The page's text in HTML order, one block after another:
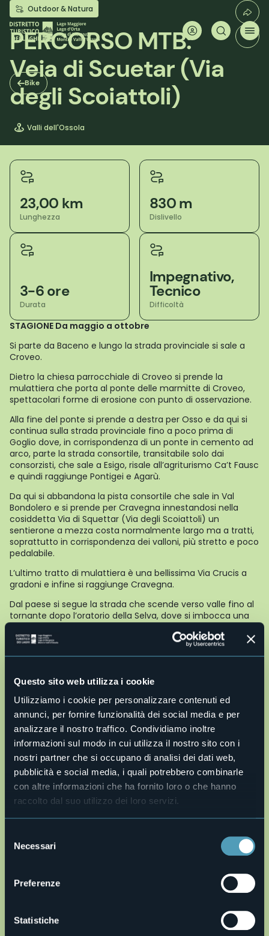
Questo sito web utilizza i cookie
Utilizziamo i cookie per personalizzare contenuti ed
annunci, per fornire funzionalità dei social media e per
analizzare il nostro traffico. Condividiamo inoltre
informazioni sul modo in cui utilizza il nostro sito con i
nostri partner che si occupano di analisi dei dati web,
pubblicità e social media, i quali potrebbero combinarle
con altre informazioni che ha fornito loro o che hanno
raccolto dal suo utilizzo dei loro servizi.
delNecessari
Preferenze
Statistiche
Salta
contenuto
principale
Bike
Outdoor & Natura
PERCORSO MTB:
Veia di Scuetar (Via
degli Scoiattoli)
Valli dell'Ossola
23,00 km
Lunghezza
830 m
Dislivello
3-6 ore
Durata
Impegnativo,
Tecnico
Difficoltà
STAGIONE Da maggio a ottobre
Si parte da Baceno e lungo la strada provinciale si sale a
Croveo.
Dietro la chiesa parrocchiale di Croveo si prende la
mulattiera che porta al ponte delle marmitte di Croveo,
spettacolari forme di erosione con punto di osservazione.
Alla fine del ponte si prende a destra per Osso e da qui si
continua sulla strada provinciale fino a poco prima di
Goglio dove, in corrispondenza di un ponte in cemento ad
arco, parte la strada consortile, transitabile solo dai
consorzisti, che sale a Esigo, risale all’agriturismo Ca’t Fausc
e quindi raggiunge Pontigei e Agarù.
Da qui si abbandona la pista consortile che sale in Val
Bondolero e si prende per Cravegna innestandosi nella
cosiddetta Via di Squettar (Via degli Scoiattoli) un
sentierone a mezza costa normalmente largo ma a tratti,
soprattutto in corrispondenza dei valloni, più stretto e poco
pedalabile.
L’ultimo tratto di mulattiera è una bellissima Via Crucis a
gradoni e infine si raggiunge Cravegna.
Dal paese si segue la strada che scende verso valle fino al
tornante dopo l’oratorio della Selva, dove si imbocca una
Da qui inizia una pista sterrata pianeggiante che porta
quasi a Graglia.
Arrivati ad incrociare la strada asfaltata la si segue per tre
tornanti e si scende con un ultimo tratto di ripida
mulattiera al campo sportivo di Baceno e quindi alla piazza
centrale del municipio.
AUTORE Alessandro Pirocchi
Parzialmente nuvoloso 22,1°